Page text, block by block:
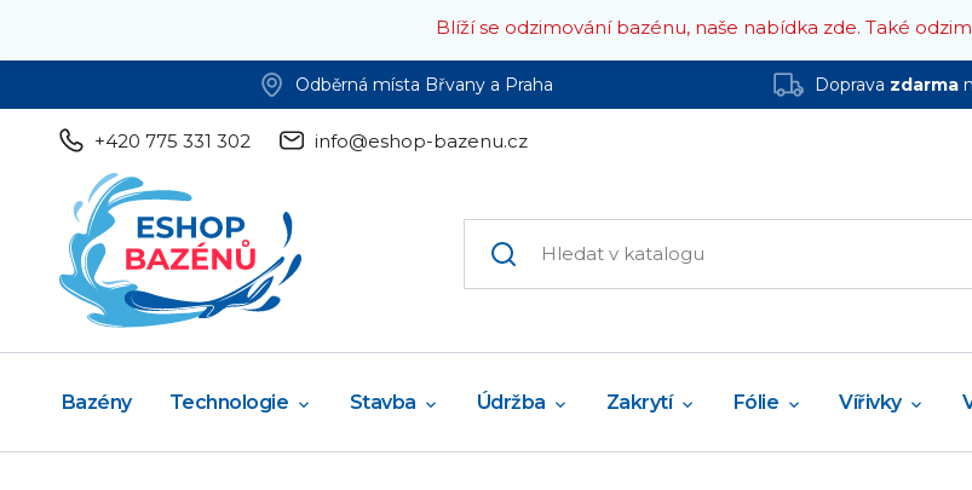
Blíží se odzimování bazénu, naše nabídka zde. Také
Odběrná místa Břvany a Praha Doprava zdarma
+420 775 331 302 info@eshop-bazenu.cz
Bazény Technologie Stavba Údržba Zakrytí Fólie Vířivky